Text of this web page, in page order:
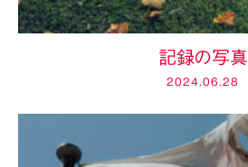
記録の写真
2024.06.28